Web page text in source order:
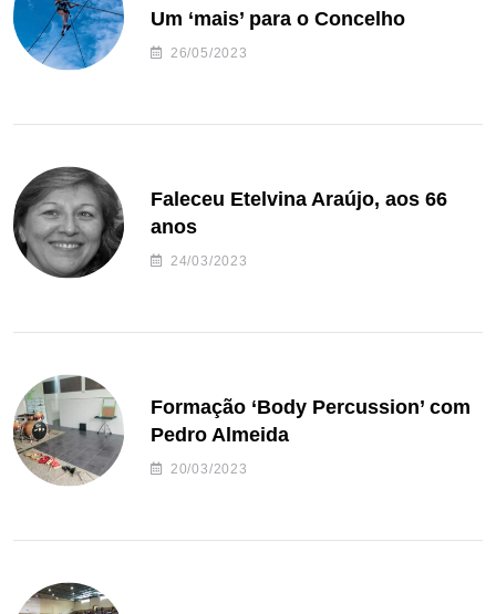
Um ‘mais’ para o Concelho
26/05/2023
Faleceu Etelvina Araújo, aos 66
anos
24/03/2023
Formação ‘Body Percussion’ com
Pedro Almeida
20/03/2023